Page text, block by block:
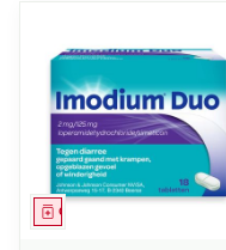
Geneesmiddel